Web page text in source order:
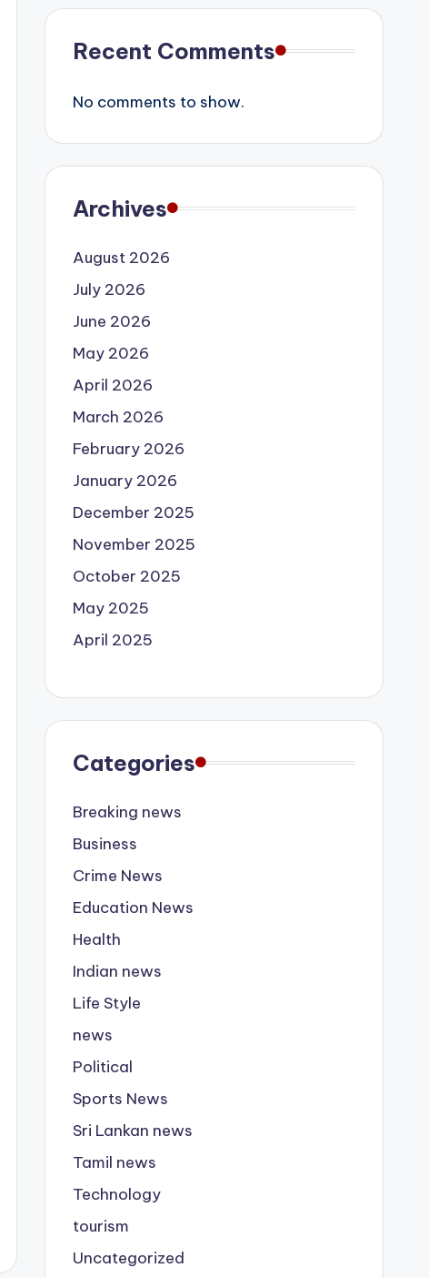
Recent Comments
No comments to show.
Archives
August 2026
July 2026
June 2026
May 2026
April 2026
March 2026
February 2026
January 2026
December 2025
November 2025
October 2025
May 2025
April 2025
Categories
Breaking news
Business
Crime News
Education News
Health
Indian news
Life Style
news
Political
Sports News
Sri Lankan news
Tamil news
Technology
tourism
Uncategorized